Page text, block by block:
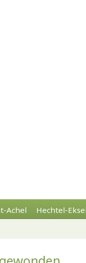
Achel Hechtel-